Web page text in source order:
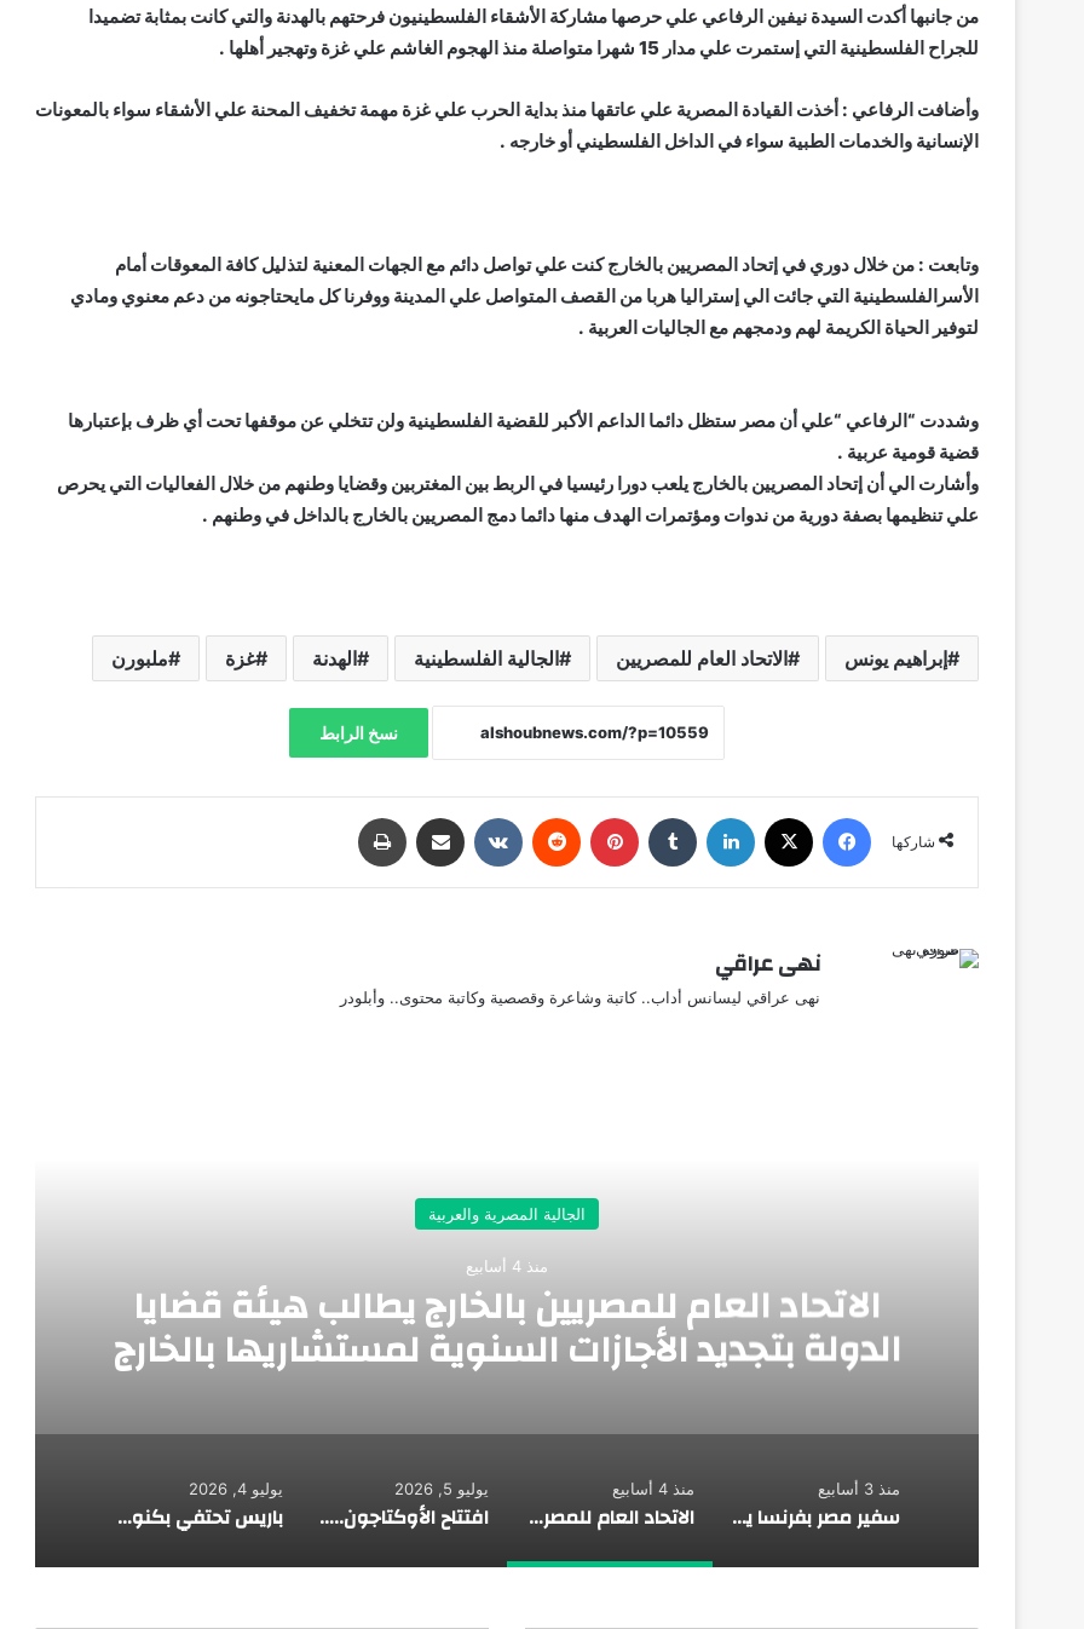
من جانبها أكدت السيدة نيفين الرفاعي علي حرصها مشاركة الأشقاء الفلسطينيون فرحتهم بالهدنة والتي كانت بمثابة تضميدا
للجراح الفلسطينية التي إستمرت علي مدار 15 شهرا متواصلة منذ الهجوم الغاشم علي غزة وتهجير أهلها .
وأضافت الرفاعي : أخذت القيادة المصرية علي عاتقها منذ بداية الحرب علي غزة مهمة تخفيف المحنة علي الأشقاء سواء بالمعونات
الإنسانية والخدمات الطبية سواء في الداخل الفلسطيني أو خارجه .
وتابعت : من خلال دوري في إتحاد المصريين بالخارج كنت علي تواصل دائم مع الجهات المعنية لتذليل كافة المعوقات أمام
الأسرالفلسطينية التي جائت الي إستراليا هربا من القصف المتواصل علي المدينة ووفرنا كل مايحتاجونه من دعم معنوي ومادي
لتوفير الحياة الكريمة لهم ودمجهم مع الجاليات العربية .
وشددت “الرفاعي “علي أن مصر ستظل دائما الداعم الأكبر للقضية الفلسطينية ولن تتخلي عن موقفها تحت أي ظرف بإعتبارها
قضية قومية عربية .
وأشارت الي أن إتحاد المصريين بالخارج يلعب دورا رئيسيا في الربط بين المغتربين وقضايا وطنهم من خلال الفعاليات التي يحرص
علي تنظيمها بصفة دورية من ندوات ومؤتمرات الهدف منها دائما دمج المصريين بالخارج بالداخل في وطنهم .
إبراهيم يونس الاتحاد العام للمصريين الجالية الفلسطينية الهدنة غزة ملبورن
نسخ الرابط
شاركها
نهى عراقي
نهى عراقي ليسانس أداب.. كاتبة وشاعرة وقصصية وكاتبة محتوى.. وأبلودر
الجالية المصرية والعربية
منذ 4 أسابيع
الاتحاد العام للمصريين بالخارج يطالب هيئة قضايا
الدولة بتجديد الأجازات السنوية لمستشاريها بالخارج
منذ 3 أسابيع
سفير مصر بفرنسا يقيم حفلًا رسميًا بمناسبة العيد القومي لجمهورية مصر العربية في باريس
منذ 4 أسابيع
الاتحاد العام للمصريين بالخارج يطالب هيئة قضايا الدولة بتجديد الأجازات السنوية لمستشاريها بالخارج
يوليو 5, 2026
افتتاح الأوكتاجون.. إنجاز وطني يجسد قوة الدولة المصرية ويعزز مسيرة البناء والتنمية وحماية الأمن القومي
يوليو 4, 2026
باريس تحتفي بكنوز الفرعون الذهبي.. افتتاح معرض «توت عنخ آمون: مقبرته وكنوزه» بحضور سفير مصر